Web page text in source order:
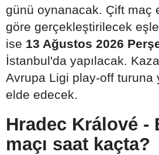
günü oynanacak. Çift maç
göre gerçekleştirilecek
ise 13 Ağustos 2026
İstanbul'da yapılacak.
Avrupa Ligi play-off turuna
elde edecek.
Hradec Králové -
maçı saat kaçta?